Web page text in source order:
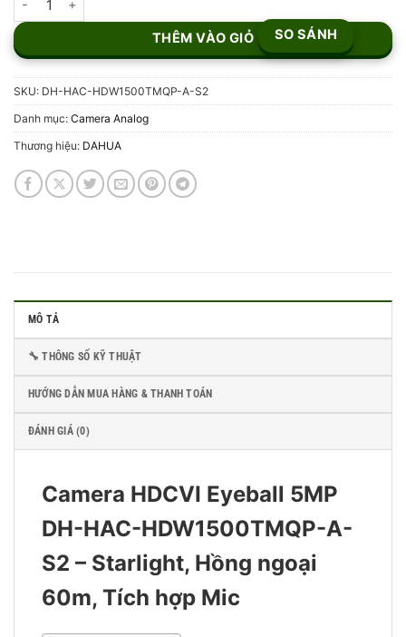
THÊM VÀO GIỎ SO SÁNH
SKU: DH-HAC-HDW1500TMQP-A-S2
Danh mục: Camera Analog
Thương hiệu: DAHUA
MÔ TẢ
🔧 THÔNG SỐ KỸ THUẬT
HƯỚNG DẪN MUA HÀNG & THANH TOÁN
ĐÁNH GIÁ (0)
Camera HDCVI Eyeball 5MP
DH-HAC-HDW1500TMQP-A-
S2 – Starlight, Hồng ngoại
60m, Tích hợp Mic